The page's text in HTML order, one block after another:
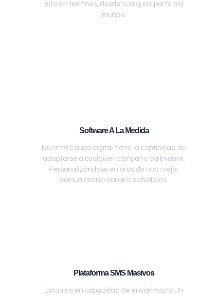
diferentes fines, desde cualquier parte del
mundo.
Software A La Medida
Nuestro equipo digital tiene la capacidad de
adaptarse a cualquier campaña ágilmente.
Personalizándose en aras de una mejor
comunicación con sus servidores.
Plataforma SMS Masivos
Estamos en capacidad de enviar hasta Un